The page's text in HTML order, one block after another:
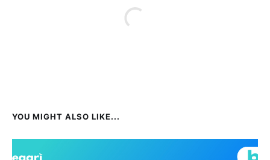
YOU MIGHT ALSO LIKE...